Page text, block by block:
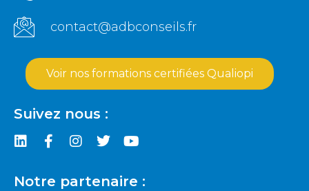
contact@adbconseils.fr
Voir nos formations certifiées Qualiopi
Suivez nous :
Notre partenaire :